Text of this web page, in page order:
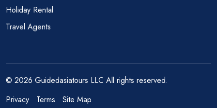
Holiday Rental
Travel Agents
© 2026 Guidedasiatours LLC All rights reserved.
Privacy
Terms Site Map